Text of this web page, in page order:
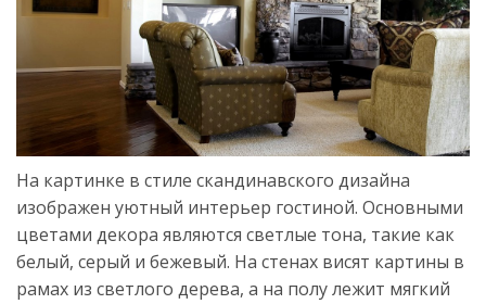
На картинке в стиле скандинавского дизайна
изображен уютный интерьер гостиной. Основными
цветами декора являются светлые тона, такие как
белый, серый и бежевый. На стенах висят картины в
рамах из светлого дерева, а на полу лежит мягкий